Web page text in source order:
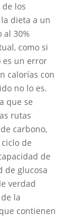
los
dieta a un
al 30%
como si
es un error
calorías con
no lo es.
que se
rutas
carbono,
de
de
de glucosa
verdad
la
contienen